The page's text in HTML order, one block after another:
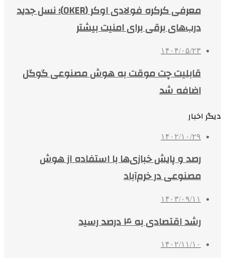
معرفی کرکره فولادی اوکر (OKER)؛ نسل جدید
درب‌های برقی برای امنیت بیشتر
۱۴۰۴/۰۵/۲۳
قابلیت چت موقت به هوش مصنوعی گوگل
اضافه شد
دیگر اخبار
۱۴۰۲/۱۰/۲۹
رصد و پایش خبازی‌ها با استفاده از هوش
مصنوعی در خرم‌آباد
۱۴۰۳/۰۹/۱۱
رشد اقتصادی به ۴ درصد رسید
۱۴۰۲/۱۱/۱۰